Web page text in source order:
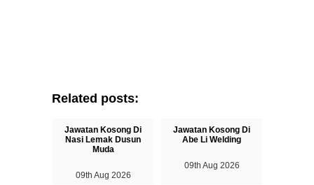
Related posts:
Jawatan Kosong Di
Nasi Lemak Dusun
Muda
09th Aug 2026
Jawatan Kosong Di
Abe Li Welding
09th Aug 2026